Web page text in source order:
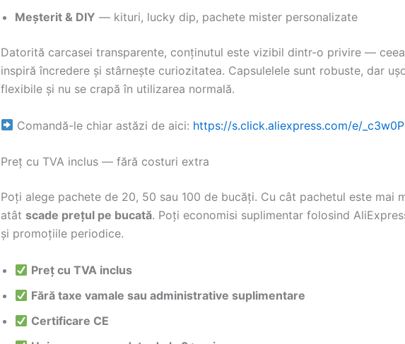
Meșterit & DIY — kituri, lucky dip, pachete mister personalizate
Datorită carcasei transparente, conținutul este vizibil dintr-o privire —
inspiră încredere și stârnește curiozitatea. Capsulelele sunt robuste, dar
flexibile și nu se crapă în utilizarea normală.
Comandă-le chiar astăzi de aici: https://s.click.aliexpress.com/e/
Preț cu TVA inclus — fără costuri extra
Poți alege pachete de 20, 50 sau 100 de bucăți. Cu cât pachetul este mai
atât scade prețul pe bucată. Poți economisi suplimentar folosind
și promoțiile periodice.
Preț cu TVA inclus
Fără taxe vamale sau administrative suplimentare
Certificare CE